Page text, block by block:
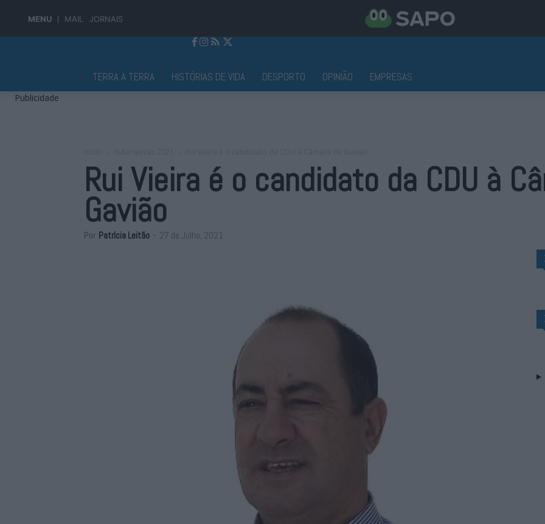
MENU MAIL JORNAIS
TERRA A TERRA HISTÓRIAS DE VIDA DESPORTO OPINIÃO EMPRESAS
Publicidade
Rui Vieira é o candidato da CDU à
Gavião
Por Patrícia Leitão - 27 de Julho, 2021